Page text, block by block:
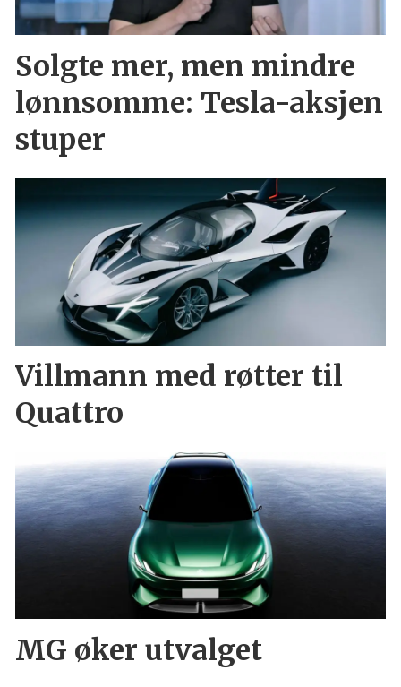
Solgte mer, men mindre
lønnsomme: Tesla-aksjen
stuper
Villmann med røtter til
Quattro
MG øker utvalget